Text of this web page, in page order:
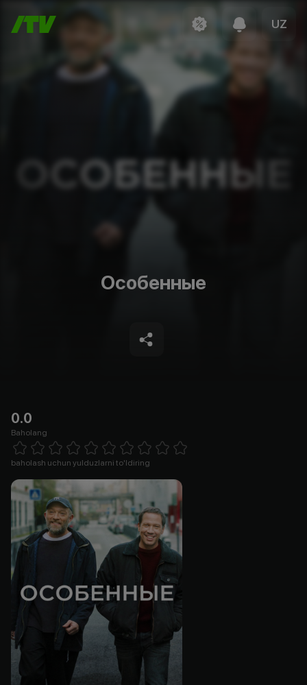
UZ
Особенные
0.0
Baholang
1 Star 2 Stars 3 Stars 4 Stars5 Stars 6 Stars7 Stars8 Stars
baholash uchun yulduzlarni to'ldiring